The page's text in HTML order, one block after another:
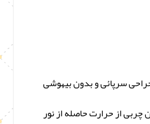
سرپائی و بدون بیهوشی
چربی از حرارت حاصله از نور